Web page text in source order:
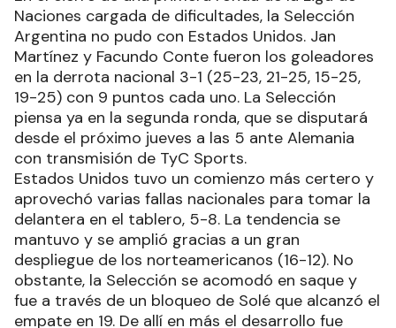
Naciones cargada de dificultades, la Selección
Argentina no pudo con Estados Unidos. Jan
Martínez y Facundo Conte fueron los goleadores
en la derrota nacional 3-1 (25-23, 21-25, 15-25,
19-25) con 9 puntos cada uno. La Selección
piensa ya en la segunda ronda, que se disputará
desde el próximo jueves a las 5 ante Alemania
con transmisión de TyC Sports.
Estados Unidos tuvo un comienzo más certero y
aprovechó varias fallas nacionales para tomar la
delantera en el tablero, 5-8. La tendencia se
mantuvo y se amplió gracias a un gran
despliegue de los norteamericanos (16-12). No
obstante, la Selección se acomodó en saque y
fue a través de un bloqueo de Solé que alcanzó el
empate en 19. De allí en más el desarrollo fue